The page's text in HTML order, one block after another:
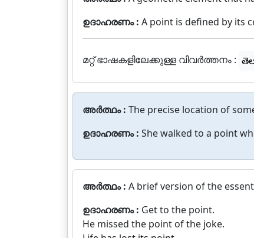
ഉദാഹരണം : A point is defined by its
മറ്റ് ഭാഷകളിലേക്കുള്ള വിവർത്തനം :
അർത്ഥം : The precise location of
ഉദാഹരണം : She walked to a point
അർത്ഥം : A brief version of the
ഉദാഹരണം : Get to the point.
He missed the point of the joke.